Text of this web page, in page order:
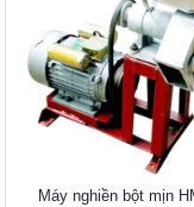
Máy nghiền bột mịn